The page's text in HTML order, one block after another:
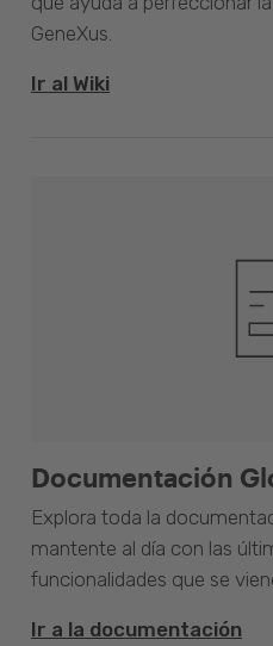
GeneXus.
Ir al Wiki
Documentación
Explora toda la
mantente al día con las
funcionalidades que se
Ir a la documentación